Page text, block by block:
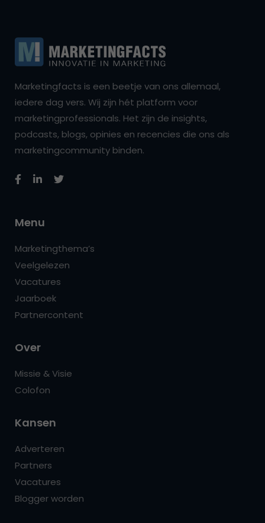
Marketingfacts is een beetje van ons allemaal,
iedere dag vers. Wij zijn hét platform voor
marketingprofessionals. Het zijn de insights,
podcasts, blogs, opinies en recencies die ons als
marketingcommunity binden.
Menu
Marketingthema’s
Veelgelezen
Vacatures
Jaarboek
Partnercontent
Over
Missie & Visie
Colofon
Kansen
Adverteren
Partners
Vacatures
Blogger worden